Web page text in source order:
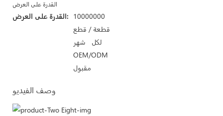
القدرة على العرض
القدرة على العرض: 10000000
قطعة / قطع
لكل شهر
OEM/ODM
مقبول
وصف الفيديو